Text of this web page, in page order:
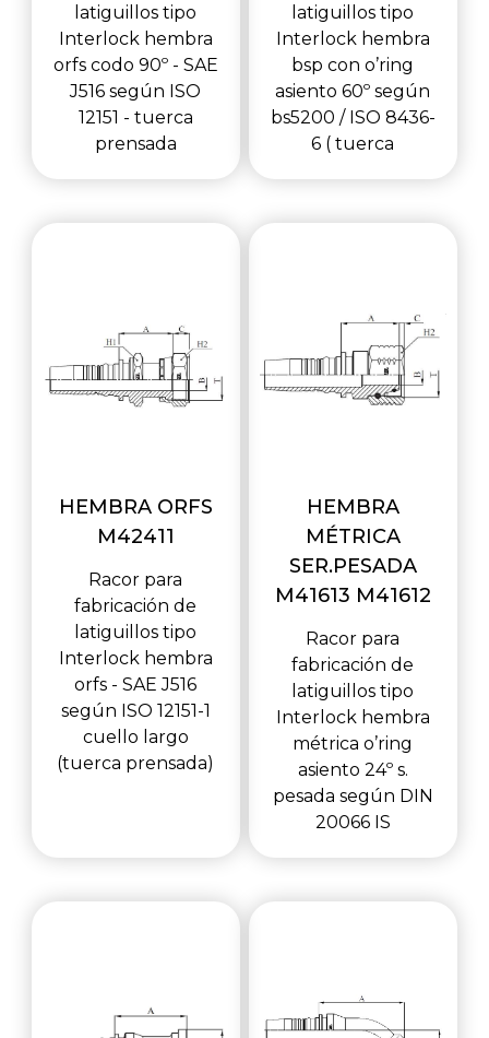
latiguillos tipo
Interlock hembra
orfs codo 90º - SAE
J516 según ISO
12151 - tuerca
prensada
latiguillos tipo
Interlock hembra
bsp con o’ring
asiento 60º según
bs5200 / ISO 8436-
6 ( tuerca
HEMBRA ORFS
M42411
Racor para
fabricación de
latiguillos tipo
Interlock hembra
orfs - SAE J516
según ISO 12151-1
cuello largo
(tuerca prensada)
HEMBRA
MÉTRICA
SER.PESADA
M41613 M41612
Racor para
fabricación de
latiguillos tipo
Interlock hembra
métrica o’ring
asiento 24º s.
pesada según DIN
20066 IS